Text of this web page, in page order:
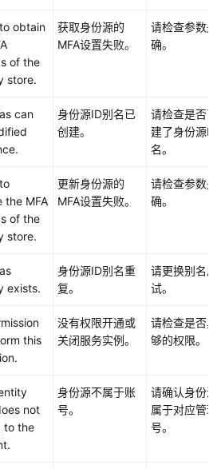
obtain
of the
store.
获取身份源的
MFA设置失败。
请检查参数是
确。
can
身份源ID别名已
创建。
请检查是否已
建了身份源ID
名。
the MFA
of the
store.
更新身份源的
MFA设置失败。
请检查参数是
确。
exists.
身份源ID别名重
复。
请更换别名后
试。
this
没有权限开通或
关闭服务实例。
请检查是否具
够的权限。
not
to the
身份源不属于账
号。
请确认身份源
属于对应管理
号。